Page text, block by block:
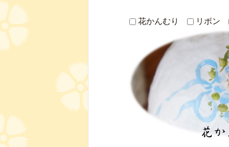
花かんむり リボン